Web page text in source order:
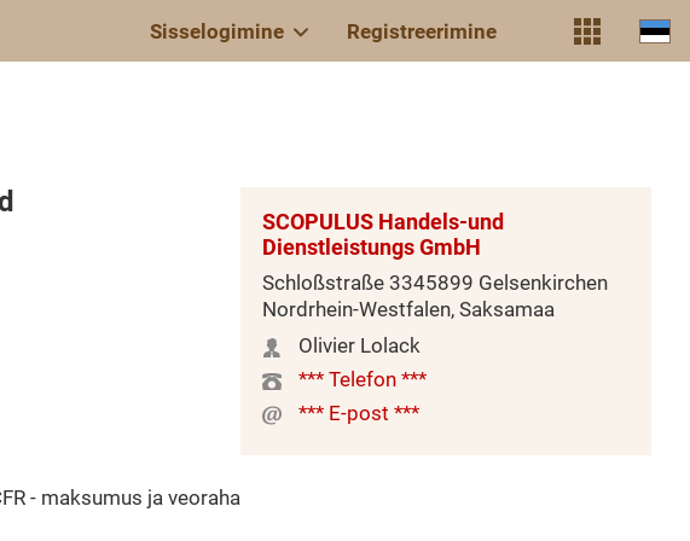
Sisselogimine Registreerimine
- maksumus ja veoraha
SCOPULUS Handels-und
Dienstleistungs GmbH
Schloßstraße 3345899 Gelsenkirchen
Nordrhein-Westfalen, Saksamaa
Olivier Lolack
*** Telefon ***
*** E-post ***